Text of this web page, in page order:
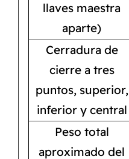
llaves maestra
aparte)
Cerradura de
cierre a tres
puntos, superior,
inferior y central
Peso total
aproximado del